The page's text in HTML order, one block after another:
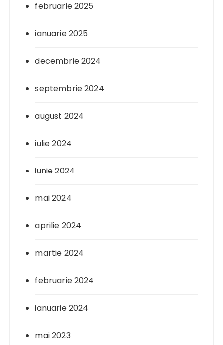
februarie 2025
ianuarie 2025
decembrie 2024
septembrie 2024
august 2024
iulie 2024
iunie 2024
mai 2024
aprilie 2024
martie 2024
februarie 2024
ianuarie 2024
mai 2023